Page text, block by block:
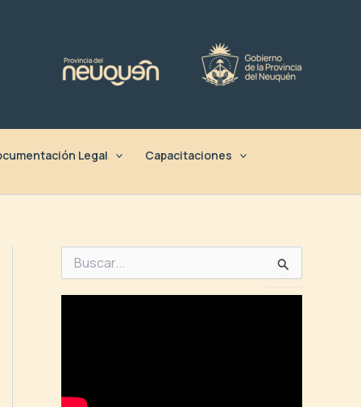
Legal
Capacitaciones
u
s
r